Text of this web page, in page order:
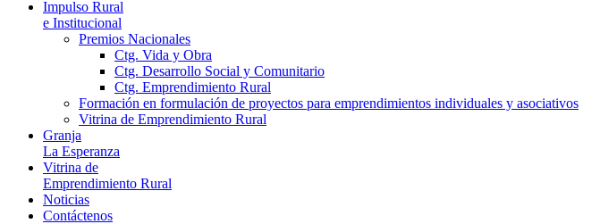
Impulso Rural
e Institucional
Premios Nacionales
Ctg. Vida y Obra
Ctg. Desarrollo Social y Comunitario
Ctg. Emprendimiento Rural
Formación en formulación de proyectos para emprendimientos individuales y asociativos
Vitrina de Emprendimiento Rural
Granja
La Esperanza
Vitrina de
Emprendimiento Rural
Noticias
Contáctenos